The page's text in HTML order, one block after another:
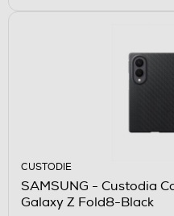
CUSTODIE
SAMSUNG - Custodia
Galaxy Z Fold8-Black